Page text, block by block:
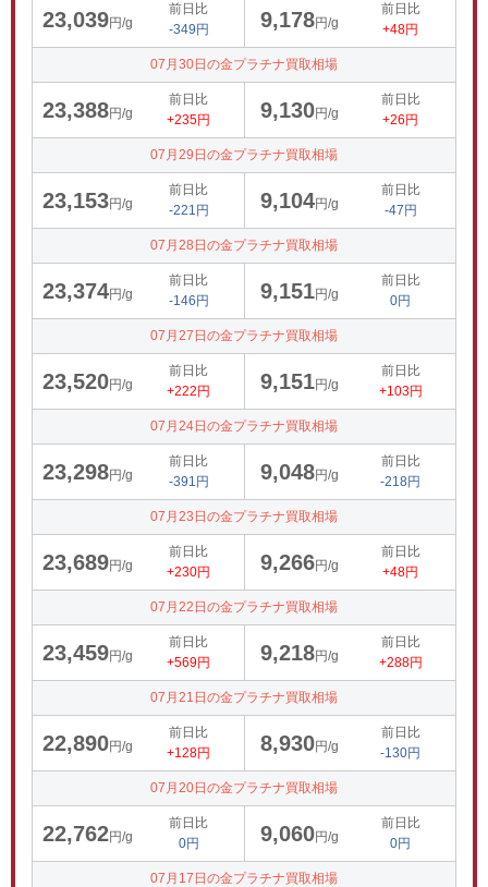
23,039円/g
前日比
-349円
9,178円/g
前日比
+48円
07月30日の金プラチナ買取相場
23,388円/g
前日比
+235円
9,130円/g
前日比
+26円
07月29日の金プラチナ買取相場
23,153円/g
前日比
-221円
9,104円/g
前日比
-47円
07月28日の金プラチナ買取相場
23,374円/g
前日比
-146円
9,151円/g
前日比
0円
07月27日の金プラチナ買取相場
23,520円/g
前日比
+222円
9,151円/g
前日比
+103円
07月24日の金プラチナ買取相場
23,298円/g
前日比
-391円
9,048円/g
前日比
-218円
07月23日の金プラチナ買取相場
23,689円/g
前日比
+230円
9,266円/g
前日比
+48円
07月22日の金プラチナ買取相場
23,459円/g
前日比
+569円
9,218円/g
前日比
+288円
07月21日の金プラチナ買取相場
22,890円/g
前日比
+128円
8,930円/g
前日比
-130円
07月20日の金プラチナ買取相場
22,762円/g
前日比
0円
9,060円/g
前日比
0円
07月17日の金プラチナ買取相場